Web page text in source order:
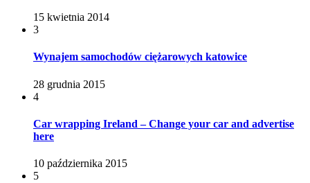
15 kwietnia 2014
3
Wynajem samochodów ciężarowych katowice
28 grudnia 2015
4
Car wrapping Ireland – Change your car and advertise
here
10 października 2015
5